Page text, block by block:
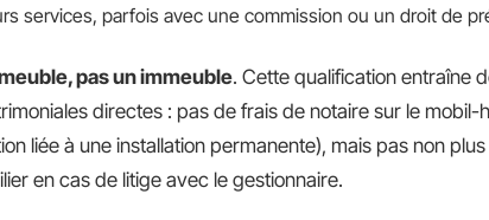
services, parfois avec une commission ou un droit de
pas un immeuble. Cette qualification entraîne
directes : pas de frais de notaire sur le mobil-
liée à une installation permanente), mais pas non
en cas de litige avec le gestionnaire.